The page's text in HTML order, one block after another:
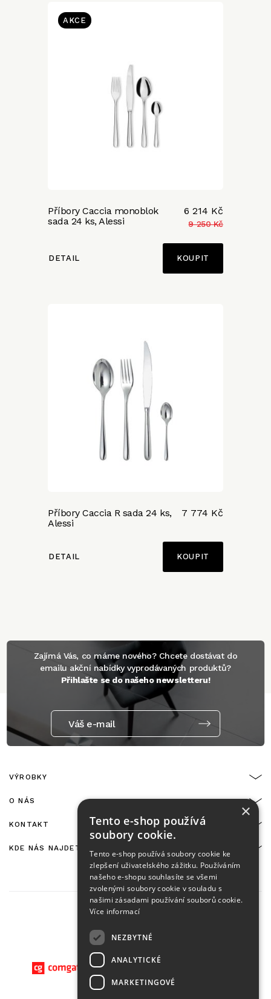
AKCE
Příbory Caccia monoblok
sada 24 ks, Alessi
6 214 Kč
9 250 Kč
DETAIL
Příbory Caccia R sada 24 ks,
Alessi
7 774 Kč
DETAIL
Zajímá Vás, co máme nového? Chcete dostávat do
emailu akční nabídky vyprodávaných produktů?
Přihlašte se do našeho newsletteru!
Váš e-mail
VÝROBKY
O NÁS
KONTAKT
KDE NÁS NAJDETE
×
Tento e-shop používá
soubory cookie.
Tento e-shop používá soubory cookie ke
zlepšení uživatelského zážitku. Používáním
našeho e-shopu souhlasíte se všemi
zvolenými soubory cookie v souladu s
našimi zásadami používání souborů cookie.
Více informací
NEZBYTNÉ
ANALYTICKÉ
MARKETINGOVÉ